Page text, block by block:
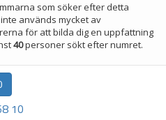
som söker efter detta
används mycket av
för att bilda dig en uppfattning
40personer sökt efter numret.
10